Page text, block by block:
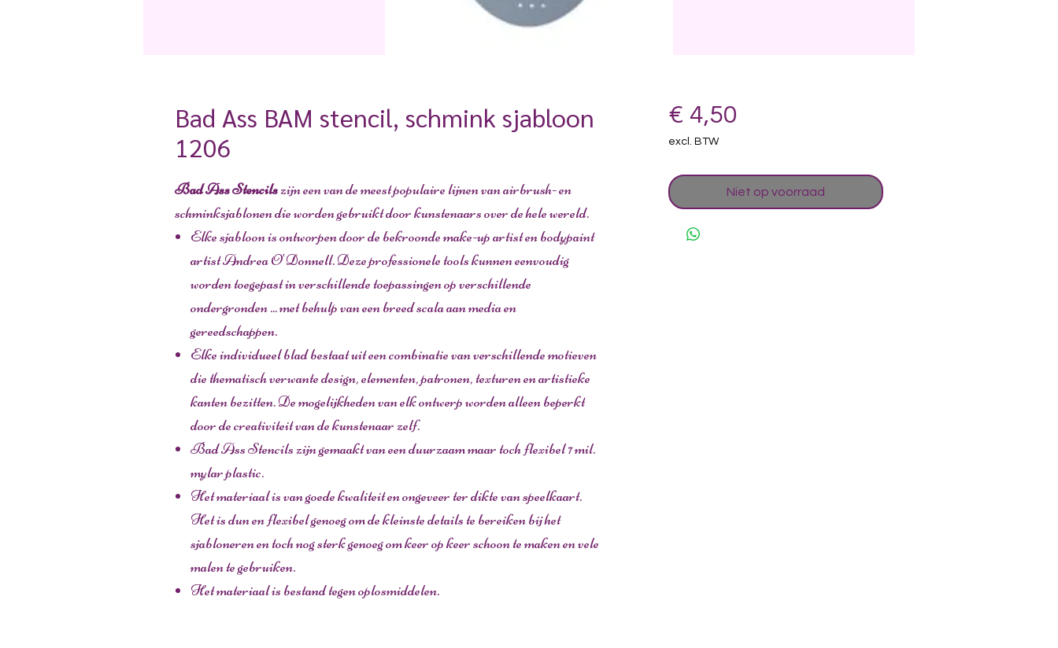
Bad Ass BAM stencil, schmink sjabloon
1206
Bad Ass Stencilszijn een van de meest populaire lijnen van airbrush- en
schminksjablonen die worden gebruikt door kunstenaars over de hele wereld.
Elke sjabloon is ontworpen door de bekroonde make-up artist en bodypaint
artist Andrea O'Donnell. Deze professionele tools kunnen eenvoudig
worden toegepast in verschillende toepassingen op verschillende
ondergronden ... met behulp van een breed scala aan media en
gereedschappen.
Elke individueel blad bestaat uit een combinatie van verschillende motieven
die thematisch verwante design, elementen, patronen, texturen en artistieke
kanten bezitten. De mogelijkheden van elk ontwerp worden alleen beperkt
door de creativiteit van de kunstenaar zelf.
Bad Ass Stencils zijn gemaakt van een duurzaam maar toch flexibel 7 mil.
mylar plastic.
Het materiaal is van goede kwaliteit en ongeveer ter dikte van speelkaart.
Het is dun en flexibel genoeg om de kleinste details te bereiken bij het
sjabloneren en toch nog sterk genoeg om keer op keer schoon te maken en vele
malen te gebruiken.
Het materiaal is bestand tegen oplosmiddelen.
€ 4,50
excl. BTW
Niet op voorraad